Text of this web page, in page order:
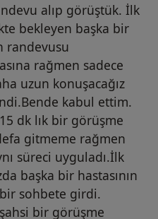
alıp görüştük. İlk
bekleyen başka bir
randevusu
rağmen sadece
uzun konuşacağız
kabul ettim.
dk lık bir görüşme
gitmeme rağmen
süreci uyguladı.İlk
başka bir hastasının
sohbete girdi.
bir görüşme